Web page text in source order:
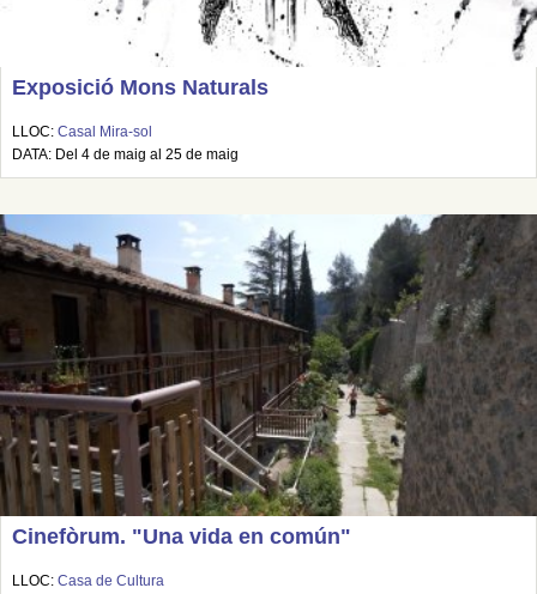
Exposició Mons Naturals
LLOC: Casal Mira-sol
DATA: Del 4 de maig al 25 de maig
Cinefòrum. "Una vida en común"
LLOC: Casa de Cultura